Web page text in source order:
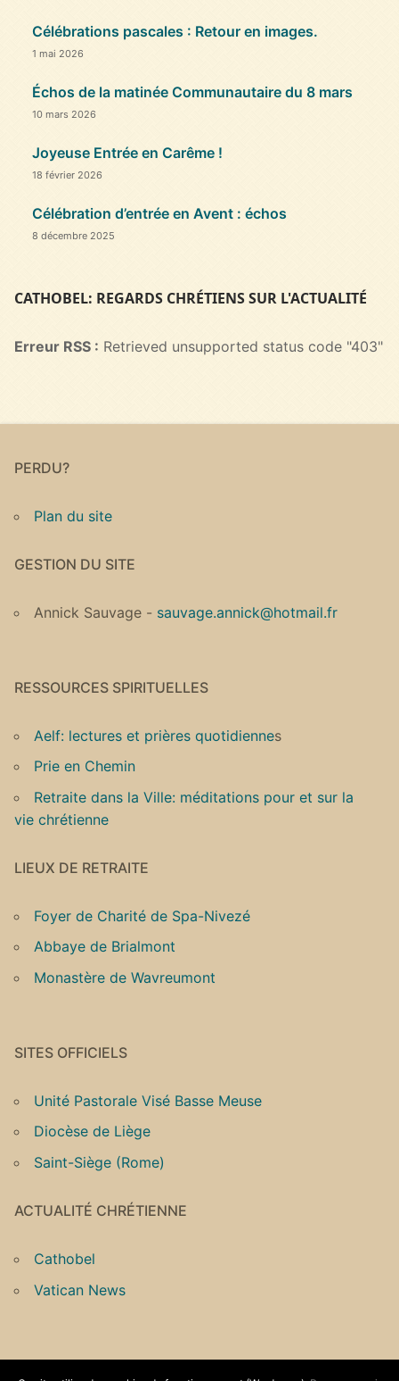
Célébrations pascales : Retour en images.
1 mai 2026
Échos de la matinée Communautaire du 8 mars
10 mars 2026
Joyeuse Entrée en Carême !
18 février 2026
Célébration d’entrée en Avent : échos
8 décembre 2025
CATHOBEL: REGARDS CHRÉTIENS SUR L'ACTUALITÉ
Erreur RSS : Retrieved unsupported status code "403"
PERDU?
Plan du site
GESTION DU SITE
Annick Sauvage - sauvage.annick@hotmail.fr
RESSOURCES SPIRITUELLES
Aelf: lectures et prières quotidiennes
Prie en Chemin
Retraite dans la Ville: méditations pour et sur la
vie chrétienne
LIEUX DE RETRAITE
Foyer de Charité de Spa-Nivezé
Abbaye de Brialmont
Monastère de Wavreumont
SITES OFFICIELS
Unité Pastorale Visé Basse Meuse
Diocèse de Liège
Saint-Siège (Rome)
ACTUALITÉ CHRÉTIENNE
Cathobel
Vatican News